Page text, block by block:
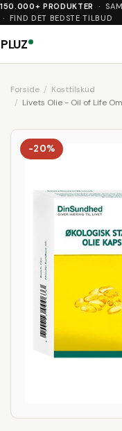
150.000+ PRODUKTER
·
· FIND DET BEDSTE TILBUD
PLUZ
Forside
Kosttilskud
Livets Olie - Oil of Life
-20%